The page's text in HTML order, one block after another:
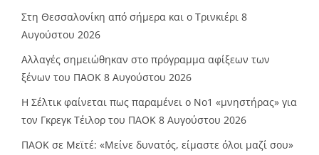
Στη Θεσσαλονίκη από σήμερα και ο Τρινκιέρι 8
Αυγούστου 2026
Αλλαγές σημειώθηκαν στο πρόγραμμα αφίξεων των
ξένων του ΠΑΟΚ 8 Αυγούστου 2026
Η Σέλτικ φαίνεται πως παραμένει ο Νο1 «μνηστήρας» για
τον Γκρεγκ Τέιλορ του ΠΑΟΚ 8 Αυγούστου 2026
ΠΑΟΚ σε Μεϊτέ: «Μείνε δυνατός, είμαστε όλοι μαζί σου»